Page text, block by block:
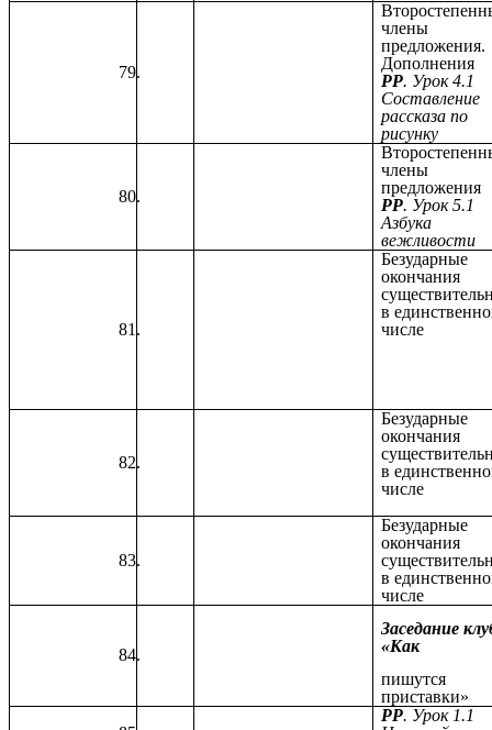
члены
предложения.
Дополнения
РР. Урок 4.1
Составление
рассказа по
рисунку
члены
предложения
РР. Урок 5.1
Азбука
вежливости
Безударные
окончания
в
числе
Безударные
окончания
в
числе
Безударные
окончания
в
числе
Заседание
«Как
пишутся
приставки»
РР. Урок 1.1